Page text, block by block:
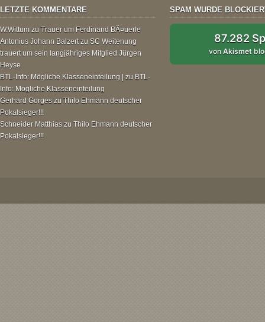
LETZTE KOMMENTARE
W.Wittum zu Trauer um Ferdinand BÃ¤uerle
Antonius Johann Balzertzu SC Weitenung
trauert um sein langjähriges Mitglied Jürgen
Heyse
BTL-Info: Mögliche Klasseneinteilung | zu BTL-
Info: Mögliche Klasseneinteilung
Gerhard Gorges zu Thilo Ehmann deutscher
Pokalsieger!!!
Schneider Matthias zu Thilo Ehmann deutscher
Pokalsieger!!!
SPAM WURDE
87.282
vonAkismet